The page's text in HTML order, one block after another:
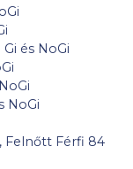
és NoGi
NoGi
Felnőtt Férfi 84